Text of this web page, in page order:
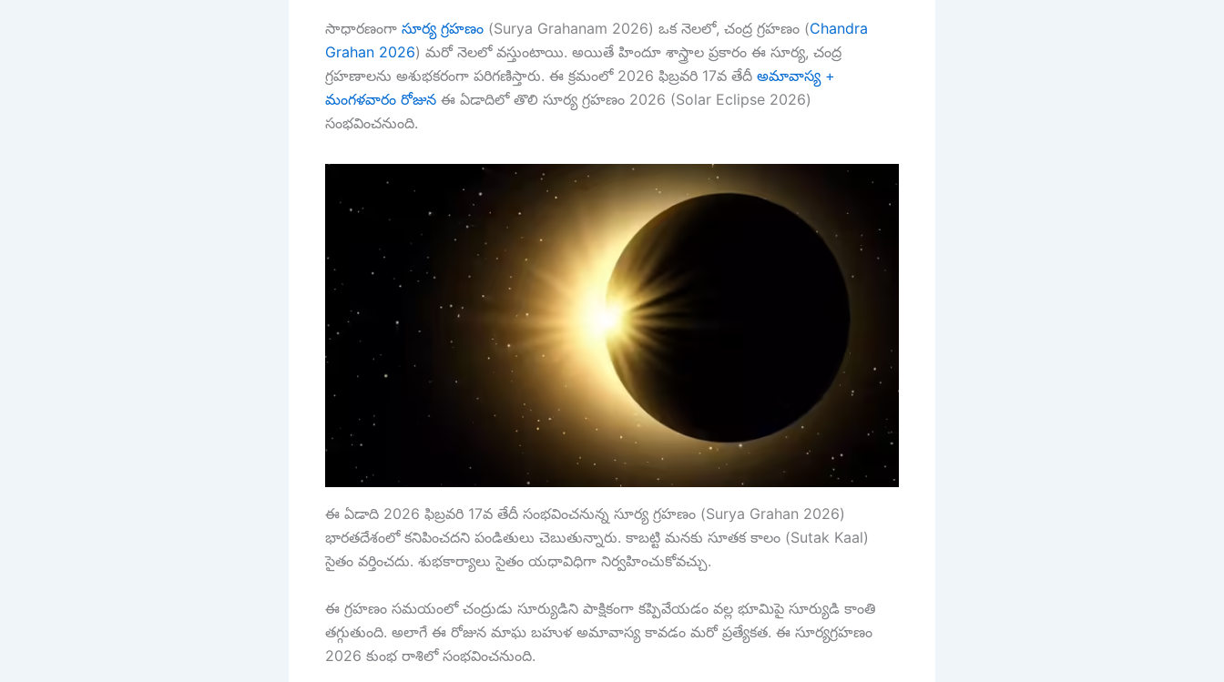
సాధారణంగా సూర్య గ్రహణం (Surya Grahanam 2026) ఒక నెలలో, చంద్ర గ్రహణం (Chandra
Grahan 2026) మరో నెలలో వస్తుంటాయి. అయితే హిందూ శాస్త్రాల ప్రకారం ఈ సూర్య, చంద్ర
గ్రహణాలను అశుభకరంగా పరిగణిస్తారు. ఈ క్రమంలో 2026 ఫిబ్రవరి 17వ తేదీ అమావాస్య +
మంగళవారం రోజున ఈ ఏడాదిలో తొలి సూర్య గ్రహణం 2026 (Solar Eclipse 2026)
సంభవించనుంది.
ఈ ఏడాది 2026 ఫిబ్రవరి 17వ తేదీ సంభవించనున్న సూర్య గ్రహణం (Surya Grahan 2026)
భారతదేశంలో కనిపించదని పండితులు చెబుతున్నారు. కాబట్టి మనకు సూతక కాలం (Sutak Kaal)
సైతం వర్తించదు. శుభకార్యాలు సైతం యధావిధిగా నిర్వహించుకోవచ్చు.
ఈ గ్రహణం సమయంలో చంద్రుడు సూర్యుడిని పాక్షికంగా కప్పివేయడం వల్ల భూమిపై సూర్యుడి కాంతి
తగ్గుతుంది. అలాగే ఈ రోజున మాఘ బహుళ అమావాస్య కావడం మరో ప్రత్యేకత. ఈ సూర్యగ్రహణం
2026 కుంభ రాశిలో సంభవించనుంది.